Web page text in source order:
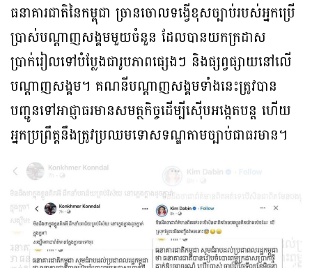
ធនាគារជាតិនៃកម្ពុជា ច្រានចោលទង្វើខុសច្បាប់របស់អ្នកប្រើ
ប្រាស់បណ្តាញសង្គមមួយចំនួន ដែលបានយកក្រដាស
ប្រាក់រៀលទៅបំប្លែងជារូបភាពផ្សេងៗ និងផ្សព្វផ្សាយនៅលើ
បណ្តាញសង្គម។ គណនីបណ្តាញសង្គមទាំងនេះត្រូវបាន
បញ្ជូនទៅអាជ្ញាធរមានសមត្ថកិច្ចដើម្បីស៊ើបអង្កេតបន្ត ហើយ
អ្នកប្រព្រឹត្តនឹងត្រូវប្រឈមទោសទណ្ឌតាមច្បាប់ជាធរមាន។